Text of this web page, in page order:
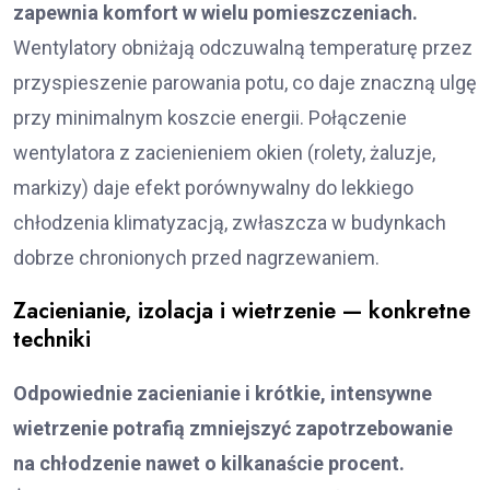
zapewnia komfort w wielu pomieszczeniach.
Wentylatory obniżają odczuwalną temperaturę przez
przyspieszenie parowania potu, co daje znaczną ulgę
przy minimalnym koszcie energii. Połączenie
wentylatora z zacienieniem okien (rolety, żaluzje,
markizy) daje efekt porównywalny do lekkiego
chłodzenia klimatyzacją, zwłaszcza w budynkach
dobrze chronionych przed nagrzewaniem.
Zacienianie, izolacja i wietrzenie — konkretne
techniki
Odpowiednie zacienianie i krótkie, intensywne
wietrzenie potrafią zmniejszyć zapotrzebowanie
na chłodzenie nawet o kilkanaście procent.